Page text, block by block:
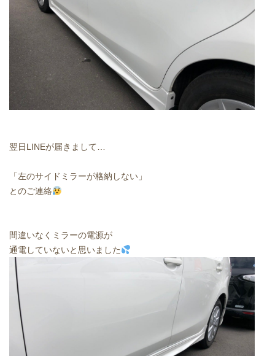
翌日LINEが届きまして…
「左のサイドミラーが格納しない」
とのご連絡
間違いなくミラーの電源が
通電していないと思いました